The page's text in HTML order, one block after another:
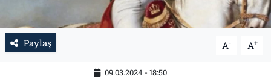
Paylaş A- A+
09.03.2024 - 18:50